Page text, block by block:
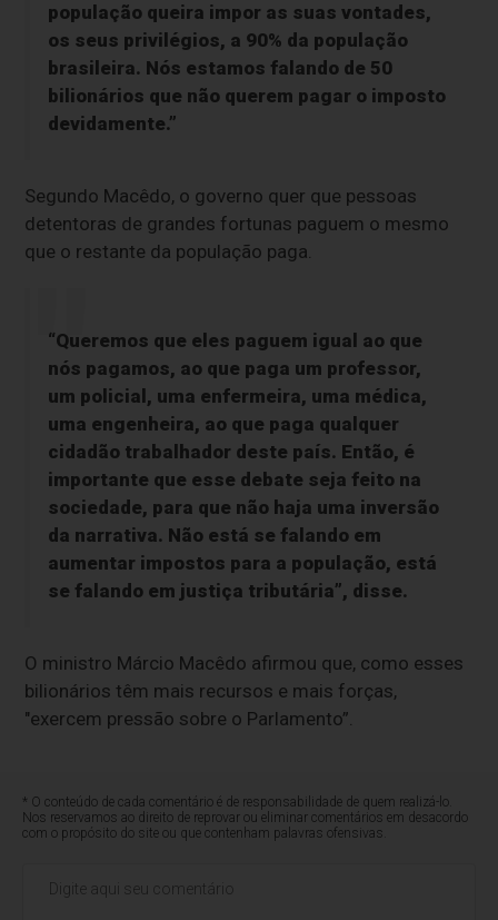
população queira impor as suas vontades,
os seus privilégios, a 90% da população
brasileira. Nós estamos falando de 50
bilionários que não querem pagar o imposto
devidamente.”
Segundo Macêdo, o governo quer que pessoas
detentoras de grandes fortunas paguem o mesmo
que o restante da população paga.
“Queremos que eles paguem igual ao que
nós pagamos, ao que paga um professor,
um policial, uma enfermeira, uma médica,
uma engenheira, ao que paga qualquer
cidadão trabalhador deste país. Então, é
importante que esse debate seja feito na
sociedade, para que não haja uma inversão
da narrativa. Não está se falando em
aumentar impostos para a população, está
se falando em justiça tributária”, disse.
O ministro Márcio Macêdo afirmou que, como esses
bilionários têm mais recursos e mais forças,
"exercem pressão sobre o Parlamento”.
* O conteúdo de cada comentário é de responsabilidade de quem realizá-lo.
Nos reservamos ao direito de reprovar ou eliminar comentários em desacordo
com o propósito do site ou que contenham palavras ofensivas.